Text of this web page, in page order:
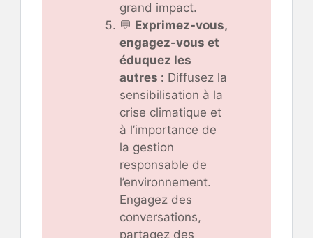
grand impact.
💬 Exprimez-vous,
engagez-vous et
éduquez les
autres : Diffusez la
sensibilisation à la
crise climatique et
à l’importance de
la gestion
responsable de
l’environnement.
Engagez des
conversations,
partagez des